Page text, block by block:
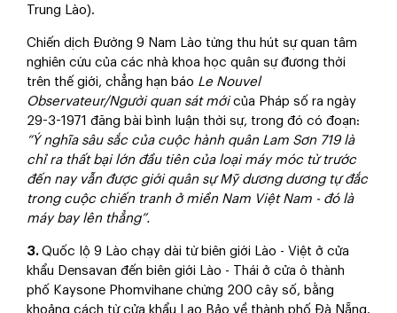
Trung Lào).
Chiến dịch Đường 9 Nam Lào từng thu hút sự quan tâm
nghiên cứu của các nhà khoa học quân sự đương thời
trên thế giới, chẳng hạn báo Le Nouvel
Observateur/Người quan sát mới của Pháp số ra ngày
29-3-1971 đăng bài bình luận thời sự, trong đó có đoạn:
“Ý nghĩa sâu sắc của cuộc hành quân Lam Sơn 719 là
chỉ ra thất bại lớn đầu tiên của loại máy móc từ trước
đến nay vẫn được giới quân sự Mỹ dương dương tự đắc
trong cuộc chiến tranh ở miền Nam Việt Nam - đó là
máy bay lên thẳng”.
3. Quốc lộ 9 Lào chạy dài từ biên giới Lào - Việt ở cửa
khẩu Densavan đến biên giới Lào - Thái ở cửa ô thành
phố Kaysone Phomvihane chừng 200 cây số, bằng
khoảng cách từ cửa khẩu Lao Bảo về thành phố Đà Nẵng.